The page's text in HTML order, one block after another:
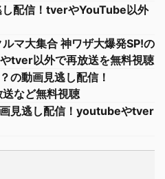
配信！tverやYouTube以外
マ大集合 神ワザ大爆発SP!の
tver以外で再放送を無料視聴
の動画見逃し配信！
など無料視聴
見逃し配信！youtubeやtver